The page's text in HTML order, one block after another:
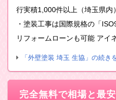
行実積1,000件以上（埼玉県内
・塗装工事は国際規格の「
リフォームローンも可能 ア
「外壁塗装 埼玉 生協」の続き
完全無料で相場と最